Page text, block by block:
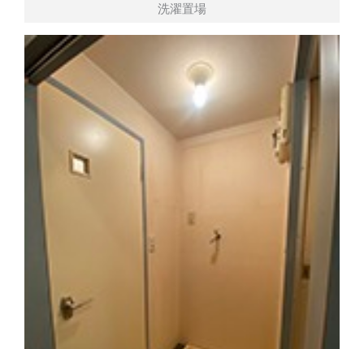
洗濯置場